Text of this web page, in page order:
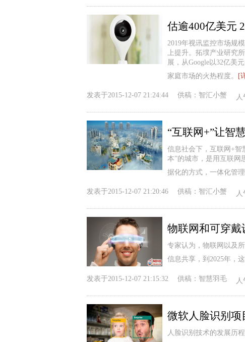
估逾400亿美元
2019年视讯监控市场规
上提升。拓墣产业研究
展，从Google以32亿美
家庭市场的火热程度。
[
发表于2015-12-07 21:24:44 供稿： 智汇小蟹 人
“互联网+”让智
信息社会下，互联网+智
本”的城市，是用互联网
据化的方式，一体化管理
发表于2015-12-07 21:20:46 供稿： 智汇小蟹 人
物联网和可穿戴
专家认为，物联网以及
信息共享，到2025年，
发表于2015-12-07 21:15:32 供稿： 智慧羽毛 人
微软人脸识别
人脸识别技术的发展历